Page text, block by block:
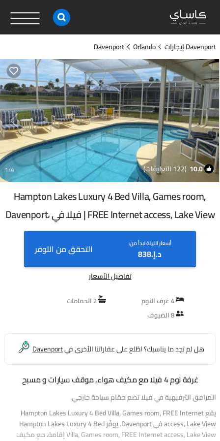
Davenport إيجارات Orlando
Davenport
10.0 (122 التعليقات) 1/4
Hampton Lakes Luxury 4 Bed Villa, Games room,
FREE Internet access, Lake View | فيلا في Davenport،
FL
أسعار الليلة تبدأ من:
د.إ.‏838 التحقق من التوفر
تفاصيل الأسعار
4 غرف النوم
8 الضيوف
هل لم تجد ما يناسبك؟ اطّلع على عقاراتنا الأخرى فيDavenport
غرفة نوم 4 فيلا مع مكيف هواء, موقف سيارات و مسبح
المرافق الترفيهية في فيلا تضم حمّام سباحة خارجي.
يقع Hampton Lakes Luxury 4 Bed Villa, Games room, FREE Internet
access, Lake View في Davenport. يوفّر Hampton Lakes Luxury 4 Bed
Villa, Games room, FREE Internet access, Lake View إقامة، مع مكيف